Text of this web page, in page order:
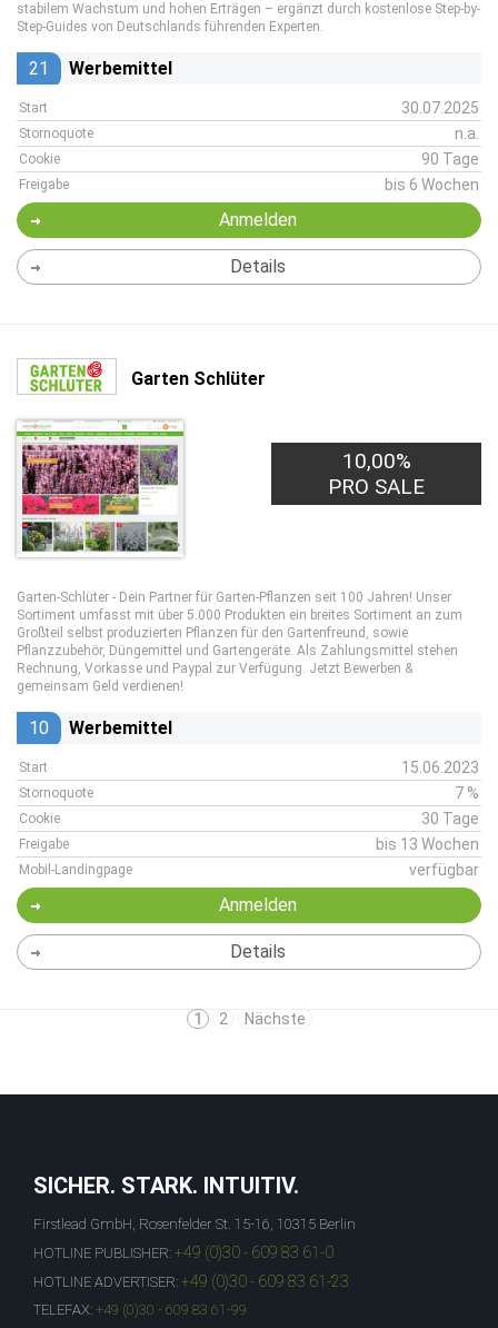
stabilem Wachstum und hohen Erträgen – ergänzt durch kostenlose Step-by-
Step-Guides von Deutschlands führenden Experten.
21 Werbemittel
Start 30.07.2025
Stornoquote n.a.
Cookie 90 Tage
Freigabe bis 6 Wochen
Anmelden
Details
Garten Schlüter
10,00%
PRO SALE
Garten-Schlüter - Dein Partner für Garten-Pflanzen seit 100 Jahren! Unser
Sortiment umfasst mit über 5.000 Produkten ein breites Sortiment an zum
Großteil selbst produzierten Pflanzen für den Gartenfreund, sowie
Pflanzzubehör, Düngemittel und Gartengeräte. Als Zahlungsmittel stehen
Rechnung, Vorkasse und Paypal zur Verfügung. Jetzt Bewerben &
gemeinsam Geld verdienen!
10 Werbemittel
Start 15.06.2023
Stornoquote 7 %
Cookie 30 Tage
Freigabe bis 13 Wochen
Mobil-Landingpage verfügbar
Anmelden
Details
1 2 Nächste
SICHER. STARK. INTUITIV.
Firstlead GmbH, Rosenfelder St. 15-16, 10315 Berlin
HOTLINE PUBLISHER: +49 (0)30 - 609 83 61-0
HOTLINE ADVERTISER: +49 (0)30 - 609 83 61-23
TELEFAX: +49 (0)30 - 609 83 61-99